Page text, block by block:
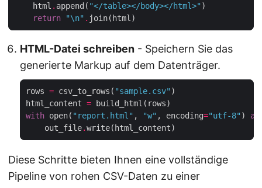
    html
. append( "</table></body></html>"
return
"\n" .
HTML-Datei schreiben - Speichern Sie das
generierte Markup auf dem Datenträger.
rows = csv_to_rows( "sample.csv"
html_content =
with open( "report.html" , "w" , encoding="utf-8" ) as
    out_file
.
Diese Schritte bieten Ihnen eine vollständige
Pipeline von rohen CSV-Daten zu einer